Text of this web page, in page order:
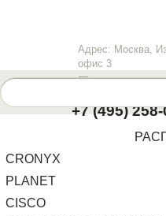
Адрес: Москва,
офис 3
+7 (495)
CRONYX
PLANET
CISCO